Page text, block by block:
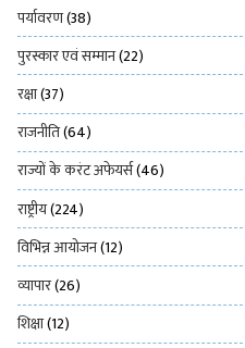
पर्यावरण(38)
पुरस्कार एवं सम्मान(22)
रक्षा(37)
राजनीति(64)
राज्यों के करंट अफेयर्स(46)
राष्ट्रीय(224)
विभिन्न आयोजन(12)
व्यापार(26)
शिक्षा(12)